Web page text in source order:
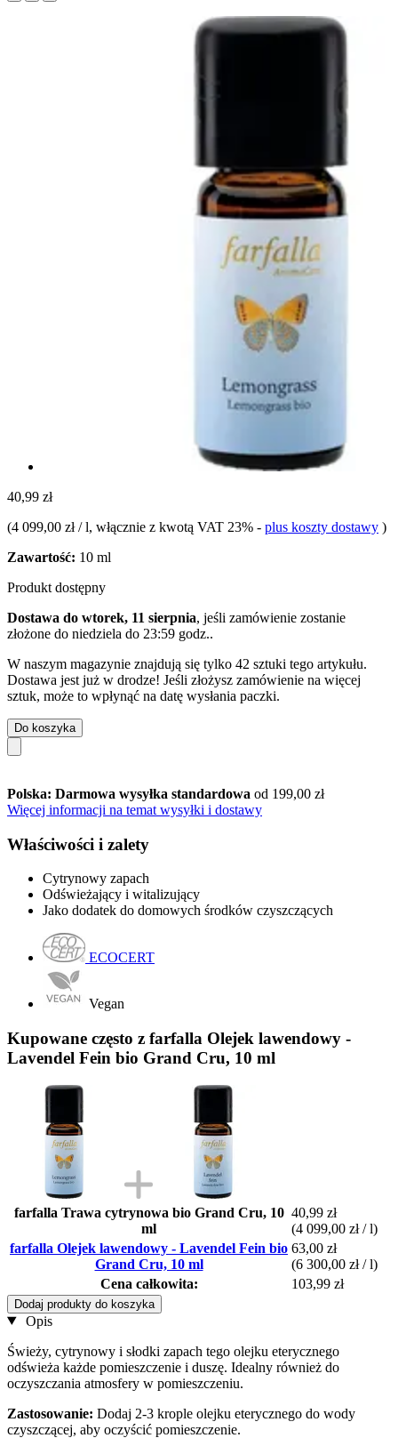
40,99 zł
(4 099,00 zł / l, włącznie z kwotą VAT 23% - plus koszty dostawy )
Zawartość: 10 ml
Produkt dostępny
Dostawa do wtorek, 11 sierpnia, jeśli zamówienie zostanie
złożone do niedziela do 23:59 godz..
W naszym magazynie znajdują się tylko 42 sztuki tego artykułu.
Dostawa jest już w drodze! Jeśli złożysz zamówienie na więcej
sztuk, może to wpłynąć na datę wysłania paczki.
Do koszyka
Polska: Darmowa wysyłka standardowa od 199,00 zł
Więcej informacji na temat wysyłki i dostawy
Właściwości i zalety
Cytrynowy zapach
Odświeżający i witalizujący
Jako dodatek do domowych środków czyszczących
ECOCERT
Vegan
Kupowane często z farfalla Olejek lawendowy -
Lavendel Fein bio Grand Cru, 10 ml
farfalla Trawa cytrynowa bio Grand Cru, 10
ml
40,99 zł
(4 099,00 zł / l)
farfalla Olejek lawendowy - Lavendel Fein bio
Grand Cru, 10 ml
63,00 zł
(6 300,00 zł / l)
Cena całkowita:
103,99 zł
Dodaj produkty do koszyka
Opis
Świeży, cytrynowy i słodki zapach tego olejku eterycznego
odświeża każde pomieszczenie i duszę. Idealny również do
oczyszczania atmosfery w pomieszczeniu.
Zastosowanie: Dodaj 2-3 krople olejku eterycznego do wody
czyszczącej, aby oczyścić pomieszczenie.